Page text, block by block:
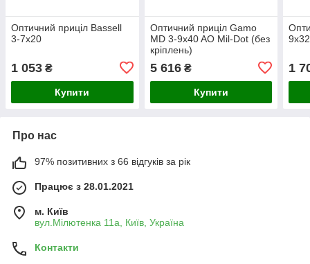
Оптичний приціл Bassell
3-7х20
1 053 ₴
Купити
Оптичний приціл Gamo
MD 3-9x40 AO Mil-Dot (без
кріплень)
5 616₴
Купити
9x32
1
Про нас
97% позитивних з 66 відгуків за рік
Працює з 28.01.2021
м. Київ
вул.Мілютенка 11а, Київ, Україна
Контакти